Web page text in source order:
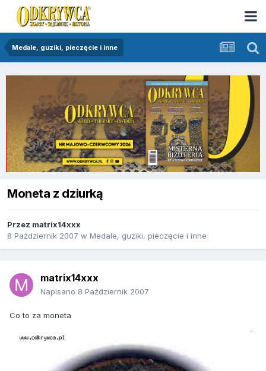
Medale, guziki, pieczęcie i inne
Moneta z dziurką
Przez matrix14xxx
8 Październik 2007 w Medale, guziki, pieczęcie i inne
matrix14xxx
Napisano 8 Październik 2007
Co to za moneta